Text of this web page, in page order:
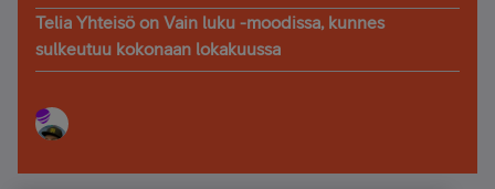
Telia Yhteisö on Vain luku -moodissa, kunnes
sulkeutuu kokonaan lokakuussa